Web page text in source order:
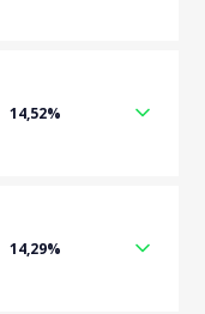
14,52%
14,29%